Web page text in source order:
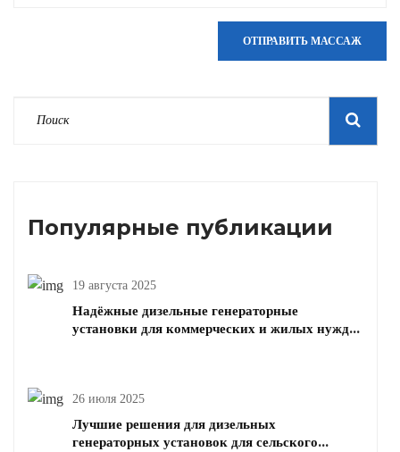
ОТПРАВИТЬ МАССАЖ
Популярные публикации
19 августа 2025
Надёжные дизельные генераторные
установки для коммерческих и жилых нужд
26 июля 2025
Лучшие решения для дизельных
генераторных установок для сельского